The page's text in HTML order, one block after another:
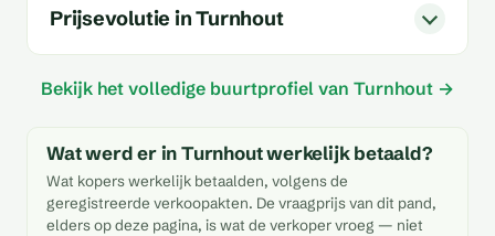
Prijsevolutie in Turnhout
Bekijk het volledige buurtprofiel van Turnhout →
Wat werd er in Turnhout werkelijk betaald?
Wat kopers werkelijk betaalden, volgens de
geregistreerde verkoopakten. De vraagprijs van dit pand,
elders op deze pagina, is wat de verkoper vroeg — niet